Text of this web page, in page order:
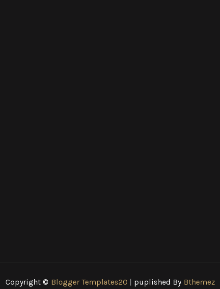
Copyright © Blogger Templates20 | puplished By Bthemez